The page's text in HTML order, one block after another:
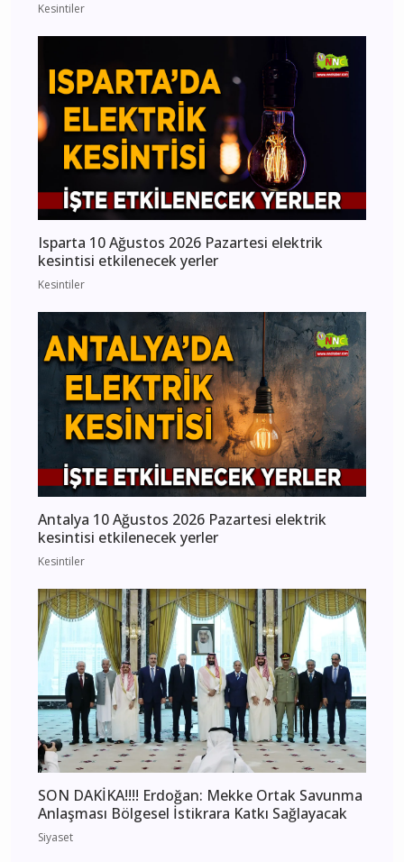
Kesintiler
Isparta 10 Ağustos 2026 Pazartesi elektrik
kesintisi etkilenecek yerler
Kesintiler
Antalya 10 Ağustos 2026 Pazartesi elektrik
kesintisi etkilenecek yerler
Kesintiler
SON DAKİKA!!!! Erdoğan: Mekke Ortak Savunma
Anlaşması Bölgesel İstikrara Katkı Sağlayacak
Siyaset